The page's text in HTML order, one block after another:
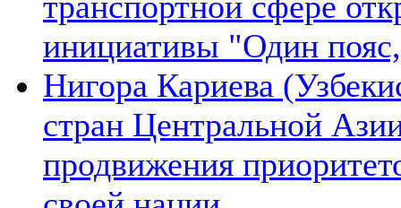
инициативы "Один
Нигора Кариева
стран Центральной
продвижения